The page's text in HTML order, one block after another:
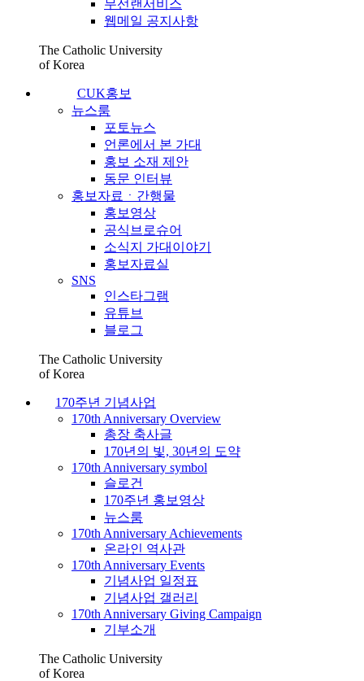
무선랜서비스
웹메일 공지사항
The Catholic University
of Korea
CUK홍보
뉴스룸
포토뉴스
언론에서 본 가대
홍보 소재 제안
동문 인터뷰
홍보자료ㆍ간행물
홍보영상
공식브로슈어
소식지 가대이야기
홍보자료실
SNS
인스타그램
유튜브
블로그
The Catholic University
of Korea
170주년 기념사업
170th Anniversary Overview
총장 축사글
170년의 빛, 30년의 도약
170th Anniversary symbol
슬로건
170주년 홍보영상
뉴스룸
170th Anniversary Achievements
온라인 역사관
170th Anniversary Events
기념사업 일정표
기념사업 갤러리
170th Anniversary Giving Campaign
기부소개
The Catholic University
of Korea